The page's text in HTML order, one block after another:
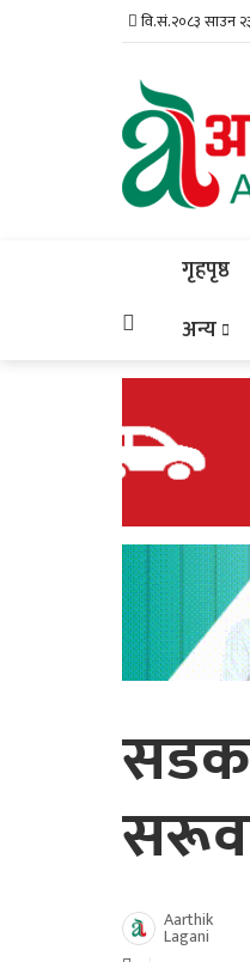
वि.सं.२०८३ साउन
गृहपृष्ठ
अन्य
Aarthik
Lagani